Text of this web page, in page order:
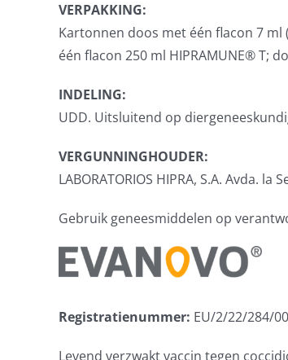
VERPAKKING:
Kartonnen doos met één flacon 7 ml
één flacon 250 ml HIPRAMUNE® T;
INDELING:
UDD. Uitsluitend op
VERGUNNINGHOUDER:
LABORATORIOS HIPRA, S.A. Avda.
Gebruik geneesmiddelen op
Registratienummer: EU/2/22/284/
Levend verzwakt vaccin tegen